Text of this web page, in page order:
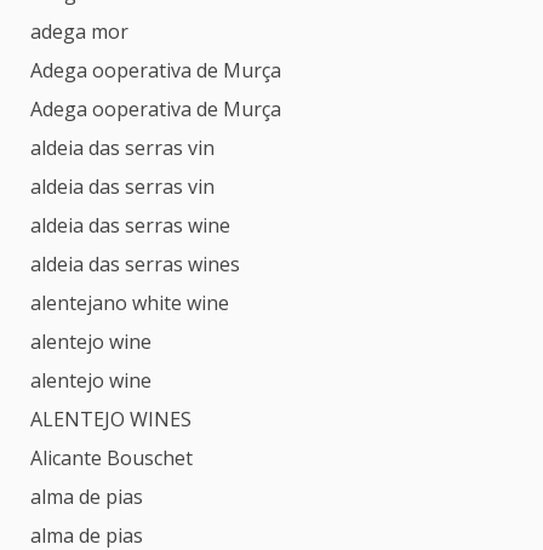
adega mor
Adega ooperativa de Murça
Adega ooperativa de Murça
aldeia das serras vin
aldeia das serras vin
aldeia das serras wine
aldeia das serras wines
alentejano white wine
alentejo wine
alentejo wine
ALENTEJO WINES
Alicante Bouschet
alma de pias
alma de pias